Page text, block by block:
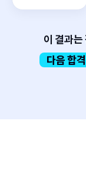
이 결과는
다음 합